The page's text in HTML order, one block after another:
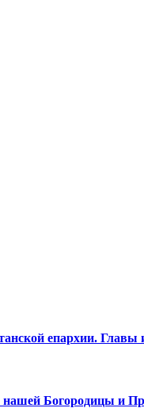
епархии.
Богородицы и